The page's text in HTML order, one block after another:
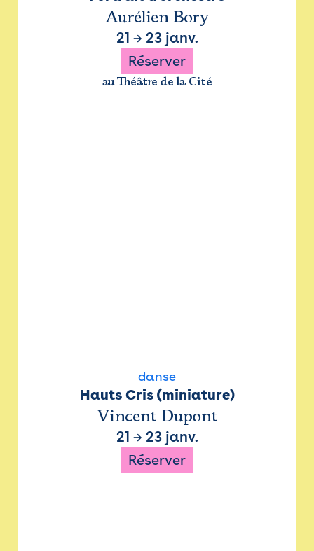
Aurélien Bory
21 → 23 janv.
Réserver
au Théâtre de la Cité
danse
Hauts Cris (miniature)
Vincent Dupont
21 → 23 janv.
Réserver